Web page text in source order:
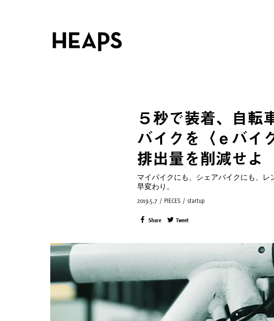
５秒で装着、自転
バイクを〈ｅバイ
排出量を削減せよ
マイバイクにも、シェアバイクにも、
早変わり。
2019.5.7 / PIECES / startup
Share Tweet